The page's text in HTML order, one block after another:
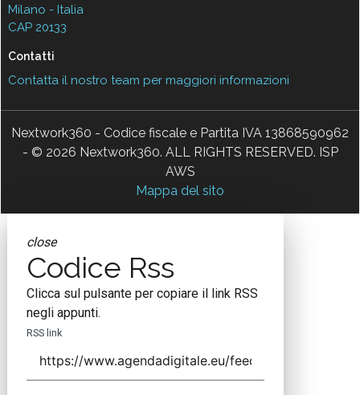
Milano - Italia
CAP 20133
Contatti
Contatta il nostro team per maggiori informazioni
Nextwork360 - Codice fiscale e Partita IVA 13868590962
- © 2026 Nextwork360. ALL RIGHTS RESERVED. ISP
AWS
Mappa del sito
close
Codice Rss
Clicca sul pulsante per copiare il link RSS
negli appunti.
RSS link